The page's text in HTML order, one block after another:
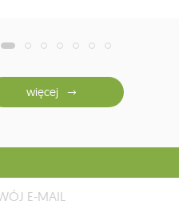
więcej